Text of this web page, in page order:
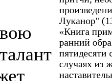
Луканор"
«Книга
ранний
пятидесяти
случаях из